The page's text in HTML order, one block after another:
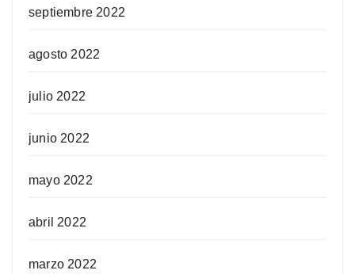
septiembre 2022
agosto 2022
julio 2022
junio 2022
mayo 2022
abril 2022
marzo 2022